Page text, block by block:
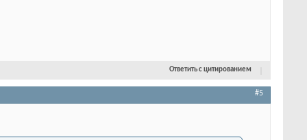
Ответить с цитированием
#5